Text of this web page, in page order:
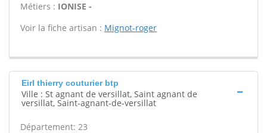
Métiers : IONISE -
Voir la fiche artisan : Mignot-roger
Eirl thierry couturier btp
Ville : St agnant de versillat, Saint agnant de
versillat, Saint-agnant-de-versillat
Département: 23